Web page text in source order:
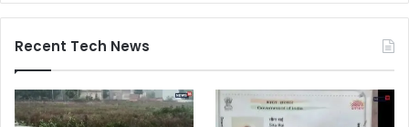
Recent Tech News